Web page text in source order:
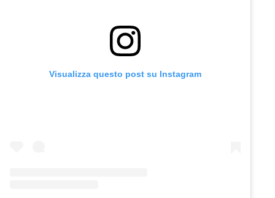
Visualizza questo post su Instagram